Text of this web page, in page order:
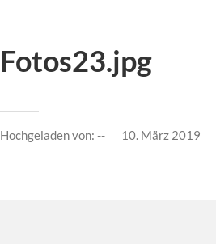
Fotos23.jpg
Hochgeladen von: -- 10. März 2019